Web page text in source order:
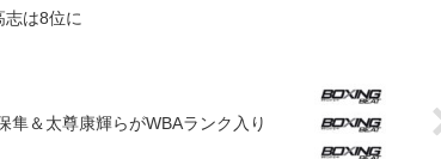
志は8位に
隼＆太尊康輝らがWBAランク入り